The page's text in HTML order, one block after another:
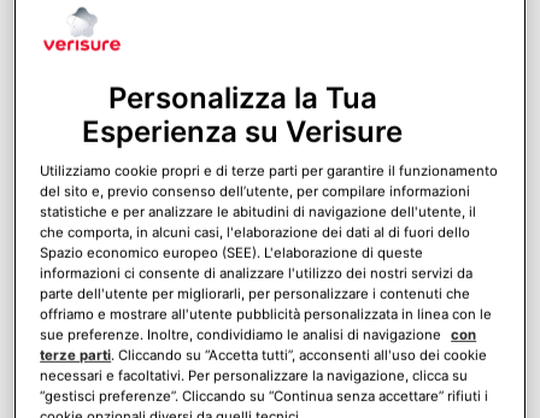
Sommario
CHE COS’È IL NEBBIOGENO?
FUNZIONA?
Il nebbiogeno è tossico?
NEBBIOGENO E FUMOGENO
ANTIFURTO NEBBIOGENO: PRO E
CONTRO
PER CHI È INDICATO UN ALLARME
CON NEBBIOGENO
PREZZO ANTIFURTO NEBBIOGENO
ZEROVISION®: LA SOLUZIONE
VERISURE, MOLTO PIÙ DI UN
NEBBIOGENO
Personalizza la Tua
Esperienza su Verisure
Utilizziamo cookie propri e di terze parti per garantire il funzionamento
del sito e, previo consenso dell’utente, per compilare informazioni
statistiche e per analizzare le abitudini di navigazione dell'utente, il
che comporta, in alcuni casi, l'elaborazione dei dati al di fuori dello
Spazio economico europeo (SEE). L'elaborazione di queste
informazioni ci consente di analizzare l'utilizzo dei nostri servizi da
parte dell'utente per migliorarli, per personalizzare i contenuti che
offriamo e mostrare all'utente pubblicità personalizzata in linea con le
sue preferenze. Inoltre, condividiamo le analisi di navigazione
con
terze parti. Cliccando su “Accetta tutti”, acconsenti all'uso dei cookie
necessari e facoltativi. Per personalizzare la navigazione, clicca su
“gestisci preferenze”. Cliccando su “Continua senza accettare” rifiuti i